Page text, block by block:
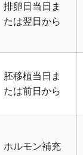
排卵日当日ま
たは翌日から
胚移植当日ま
たは前日から
ホルモン補充